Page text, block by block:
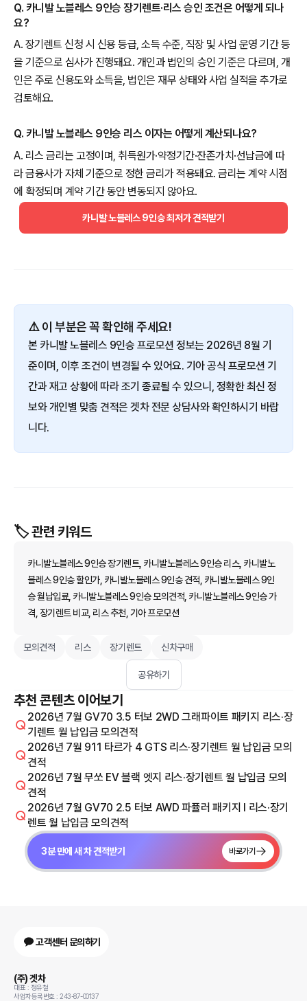
Q. 카니발 노블레스 9인승 장기렌트·리스 승인 조건은 어떻게 되나
요?
A. 장기렌트 신청 시 신용 등급, 소득 수준, 직장 및 사업 운영 기간 등
을 기준으로 심사가 진행돼요. 개인과 법인의 승인 기준은 다르며, 개
인은 주로 신용도와 소득을, 법인은 재무 상태와 사업 실적을 추가로
검토해요.
Q. 카니발 노블레스 9인승 리스 이자는 어떻게 계산되나요?
A. 리스 금리는 고정이며, 취득원가·약정기간·잔존가치·선납금에 따
라 금융사가 자체 기준으로 정한 금리가 적용돼요. 금리는 계약 시점
에 확정되며 계약 기간 동안 변동되지 않아요.
카니발 노블레스 9인승 최저가 견적받기
⚠️ 이 부분은 꼭 확인해 주세요!
본 카니발 노블레스 9인승 프로모션 정보는 2026년 8월 기
준이며, 이후 조건이 변경될 수 있어요. 기아 공식 프로모션 기
간과 재고 상황에 따라 조기 종료될 수 있으니, 정확한 최신 정
보와 개인별 맞춤 견적은 겟차 전문 상담사와 확인하시기 바랍
니다.
🏷️ 관련 키워드
카니발노블레스 9인승 장기렌트, 카니발노블레스 9인승 리스, 카니발노
블레스 9인승 할인가, 카니발노블레스 9인승 견적, 카니발노블레스 9인
승 월납입료, 카니발노블레스 9인승 모의견적, 카니발노블레스 9인승 가
격, 장기렌트 비교, 리스 추천, 기아 프로모션
모의견적 리스 장기렌트 신차구매
공유하기
추천 콘텐츠 이어보기
2026년 7월 GV70 3.5 터보 2WD 그래파이트 패키지 리스·장
기렌트 월 납입금 모의견적
2026년 7월 911 타르가 4 GTS 리스·장기렌트 월 납입금 모의
견적
2026년 7월 무쏘 EV 블랙 엣지 리스·장기렌트 월 납입금 모의
견적
2026년 7월 GV70 2.5 터보 AWD 파퓰러 패키지 I 리스·장기
렌트 월 납입금 모의견적
3분 만에 새 차 견적받기 바로가기
고객센터 문의하기
(주) 겟차
대표 : 정유철
사업자등록번호 : 243-87-00137